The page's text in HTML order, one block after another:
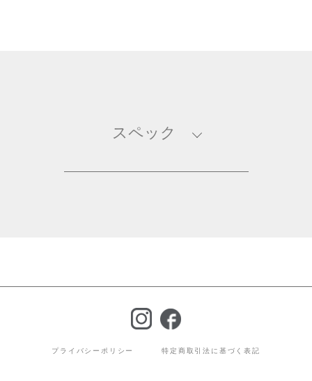
スペック
プライバシーポリシー 特定商取引法に基づく表記